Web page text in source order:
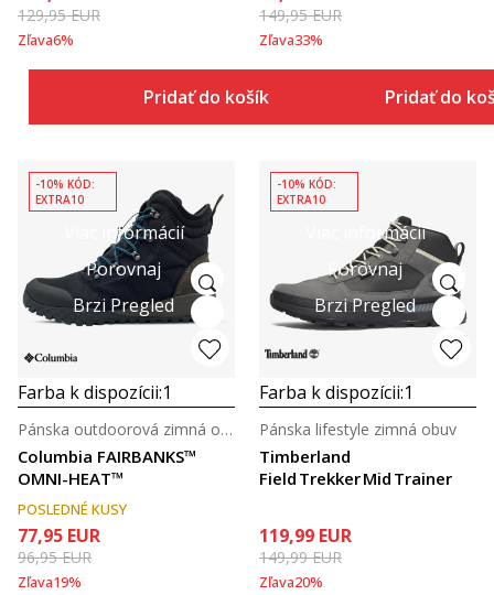
129,95EUR
Zľava6%
Pridať do košíka
149,95EUR
Zľava33%
Pridať do
Viac informácií
Porovnaj
Brzi Pregled
-10% KÓD:
EXTRA10
Farba k dispozícii:1
Columbia FAIRBANKS™
OMNI-HEAT™
Pánska outdoorová zimná obuv
POSLEDNÉ KUSY
77,95 EUR
96,95EUR
Zľava19%
Viac informácií
Porovnaj
Brzi Pregled
-10% KÓD:
EXTRA10
Farba k dispozícii:1
Timberland
Field Trekker Mid Trainer
Pánska lifestyle zimná obuv
119,99 EUR
149,99EUR
Zľava20%